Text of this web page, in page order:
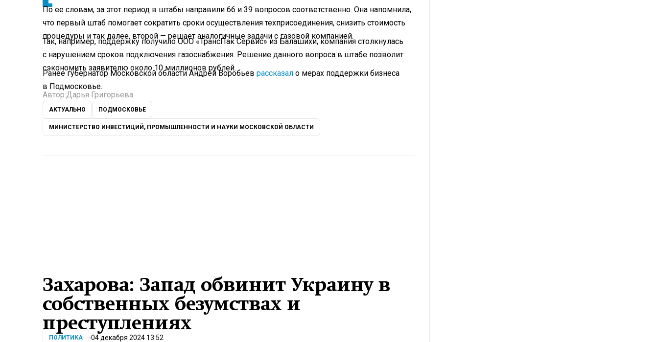
По ее словам, за этот период в штабы направили 66 и 39 вопросов соответственно. Она напомнила,
что первый штаб помогает сократить сроки осуществления техприсоединения, снизить стоимость
процедуры и так далее, второй — решает аналогичные задачи с газовой компанией.
Так, например, поддержку получило ООО «ТрансПак Сервис» из Балашихи, компания столкнулась
с нарушением сроков подключения газоснабжения. Решение данного вопроса в штабе позволит
сэкономить заявителю около 10 миллионов рублей.
Ранее губернатор Московской области Андрей Воробьев рассказал о мерах поддержки бизнеса
в Подмосковье.
Автор:Дарья Григорьева
АКТУАЛЬНО ПОДМОСКОВЬЕ
МИНИСТЕРСТВО ИНВЕСТИЦИЙ, ПРОМЫШЛЕННОСТИ И НАУКИ МОСКОВСКОЙ ОБЛАСТИ
Захарова: Запад обвинит Украину в
собственных безумствах и
преступлениях
ПОЛИТИКА 04 декабря 2024 13:52